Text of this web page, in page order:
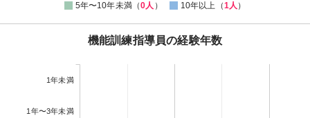
5年〜10年未満（0人 ） 10年以上（1人 ）
機能訓練指導員の経験年数
1年未満
1年〜3年未満